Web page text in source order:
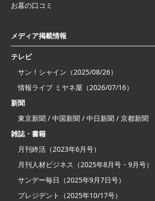
お墓の口コミ
メディア掲載情報
テレビ
サン！シャイン（2025/08/26）
情報ライブ ミヤネ屋（2026/07/16）
新聞
東京新聞 / 中国新聞 / 中日新聞 / 京都新聞
雑誌・書籍
月刊終活（2023年6月号）
月刊人材ビジネス（2025年8月号・9月号）
サンデー毎日（2025年9月7日号）
プレジデント（2025年10/17号）